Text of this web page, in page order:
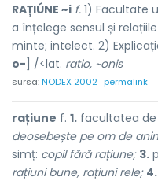
RAȚIÚNE ~i f. 1) Facultate
a înțelege sensul și
minte; intelect. 2)
o- ] /<lat. ratio, ~onis
sursa:NODEX 2002 permalink
rațiune f. 1. facultatea de
deosebește pe om de
simț: copil fără rațiune; 3.
rațiuni bune, rațiuni rele; 4.